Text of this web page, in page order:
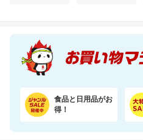
食品と日用品がお
得！